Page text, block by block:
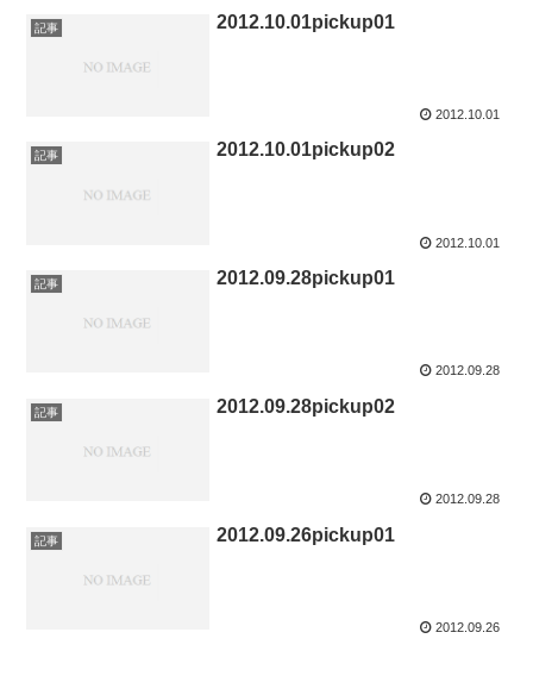
記事 2012.10.01pickup01
2012.10.01
記事 2012.10.01pickup02
2012.10.01
記事 2012.09.28pickup01
2012.09.28
記事 2012.09.28pickup02
2012.09.28
記事 2012.09.26pickup01
2012.09.26